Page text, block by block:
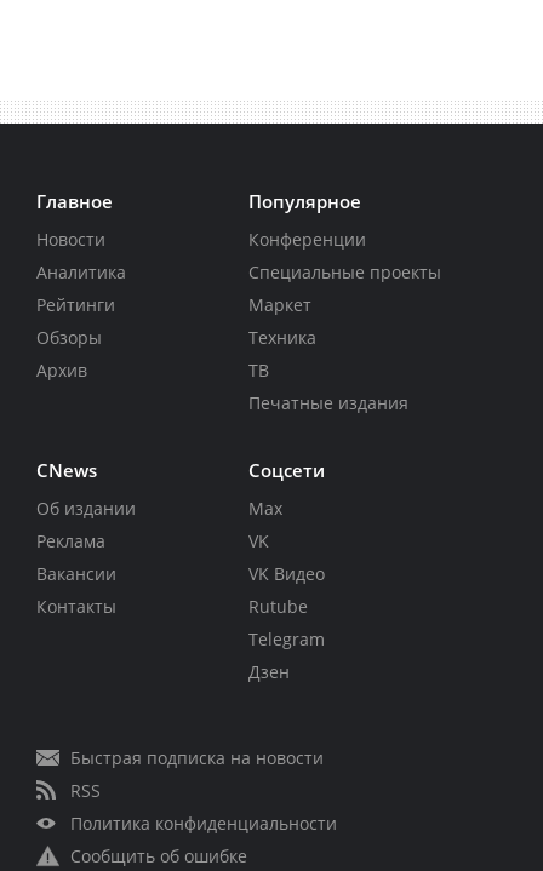
Главное
Новости
Аналитика
Рейтинги
Обзоры
Архив
Популярное
Конференции
Специальные проекты
Маркет
Техника
ТВ
Печатные издания
CNews
Об издании
Реклама
Вакансии
Контакты
Соцсети
Max
VK
VK Видео
Rutube
Telegram
Дзен
Быстрая подписка на новости
RSS
Политика конфиденциальности
Сообщить об ошибке